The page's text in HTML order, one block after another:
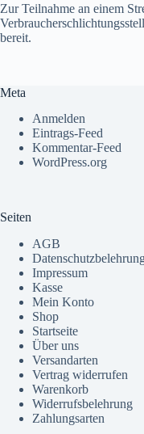
Zur Teilnahme an einem
bereit.
Meta
Anmelden
Eintrags-Feed
Kommentar-Feed
WordPress.org
Seiten
AGB
Impressum
Kasse
Mein Konto
Shop
Startseite
Über uns
Versandarten
Vertrag widerrufen
Warenkorb
Widerrufsbelehrung
Zahlungsarten